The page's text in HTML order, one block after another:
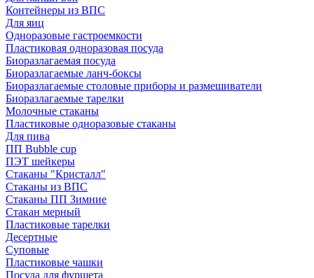
Контейнеры из ВПС
Для яиц
Одноразовые гастроемкости
Пластиковая одноразовая посуда
Биоразлагаемая посуда
Биоразлагаемые ланч-боксы
Биоразлагаемые столовые приборы и размешиватели
Биоразлагаемые тарелки
Молочные стаканы
Пластиковые одноразовые стаканы
Для пива
ПП Bubble cup
ПЭТ шейкеры
Стаканы "Кристалл"
Стаканы из ВПС
Стаканы ПП Зимние
Стакан мерный
Пластиковые тарелки
Десертные
Суповые
Пластиковые чашки
Посуда для фуршета